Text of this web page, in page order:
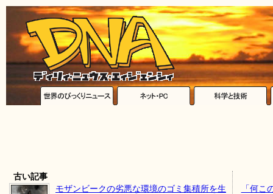
古い記事
モザンビークの劣悪な環境のゴミ集積所を生
「何